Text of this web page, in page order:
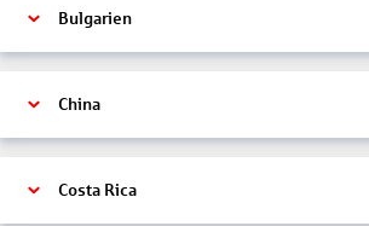
Bulgarien
China
Costa Rica